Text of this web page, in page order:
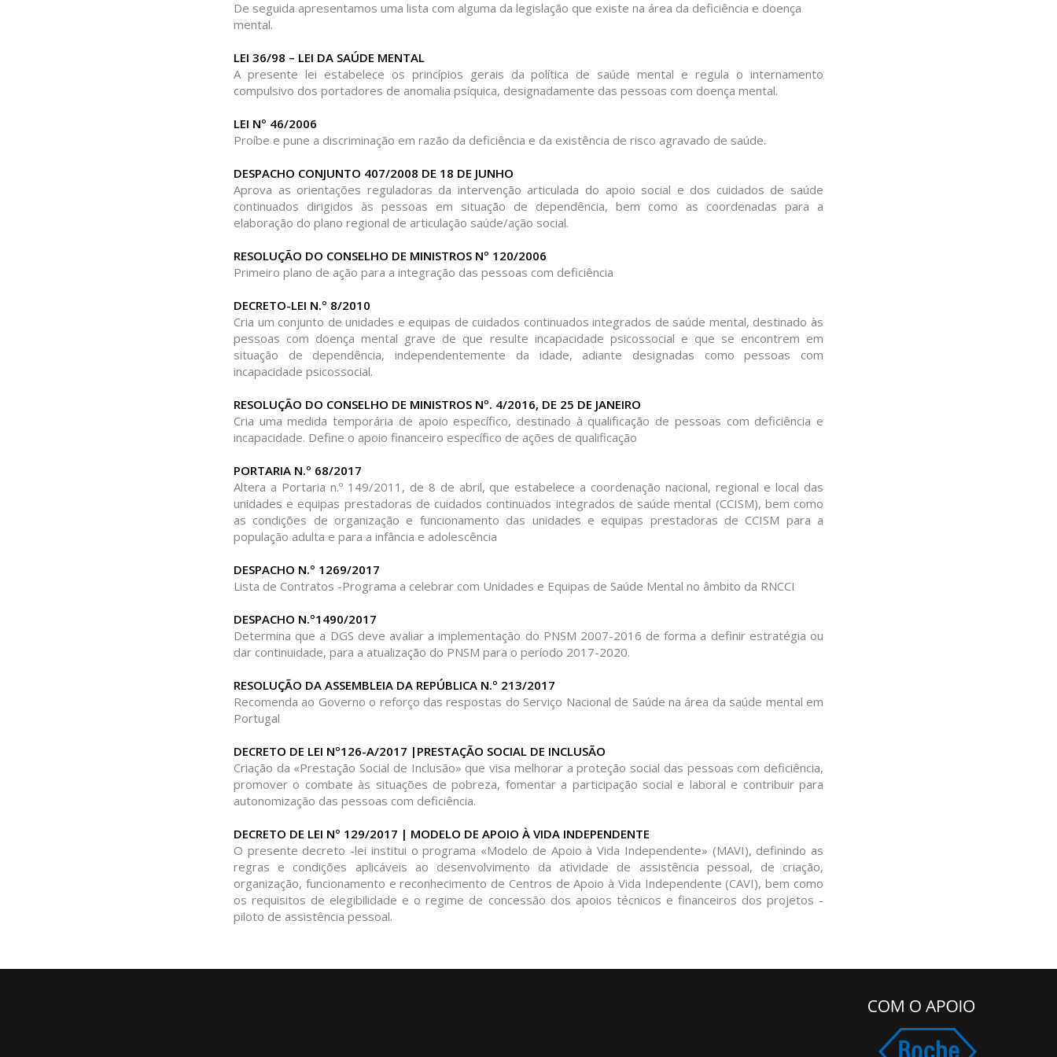
TERCEIRA IDADE
MENTAL E
DEFICIÊNCIA
LISTA DE WEBSITES
De seguida apresentamos uma lista com alguma da legislação que existe na área da deficiência e doença
mental.
LEI 36/98 – LEI DA SAÚDE MENTAL
A presente lei estabelece os princípios gerais da política de saúde mental e regula o internamento
compulsivo dos portadores de anomalia psíquica, designadamente das pessoas com doença mental.
LEI Nº 46/2006
Proíbe e pune a discriminação em razão da deficiência e da existência de risco agravado de saúde.
DESPACHO CONJUNTO 407/2008 DE 18 DE JUNHO
Aprova as orientações reguladoras da intervenção articulada do apoio social e dos cuidados de saúde
continuados dirigidos às pessoas em situação de dependência, bem como as coordenadas para a
elaboração do plano regional de articulação saúde/ação social.
RESOLUÇÃO DO CONSELHO DE MINISTROS Nº 120/2006
Primeiro plano de ação para a integração das pessoas com deficiência
DECRETO-LEI N.º 8/2010
Cria um conjunto de unidades e equipas de cuidados continuados integrados de saúde mental, destinado às
pessoas com doença mental grave de que resulte incapacidade psicossocial e que se encontrem em
situação de dependência, independentemente da idade, adiante designadas como pessoas com
incapacidade psicossocial.
RESOLUÇÃO DO CONSELHO DE MINISTROS Nº. 4/2016, DE 25 DE JANEIRO
Cria uma medida temporária de apoio específico, destinado à qualificação de pessoas com deficiência e
incapacidade. Define o apoio financeiro específico de ações de qualificação
PORTARIA N.º 68/2017
Altera a Portaria n.º 149/2011, de 8 de abril, que estabelece a coordenação nacional, regional e local das
unidades e equipas prestadoras de cuidados continuados integrados de saúde mental (CCISM), bem como
as condições de organização e funcionamento das unidades e equipas prestadoras de CCISM para a
população adulta e para a infância e adolescência
DESPACHO N.º 1269/2017
Lista de Contratos -Programa a celebrar com Unidades e Equipas de Saúde Mental no âmbito da RNCCI
DESPACHO N.º1490/2017
Determina que a DGS deve avaliar a implementação do PNSM 2007-2016 de forma a definir estratégia ou
dar continuidade, para a atualização do PNSM para o período 2017-2020.
RESOLUÇÃO DA ASSEMBLEIA DA REPÚBLICA N.º 213/2017
Recomenda ao Governo o reforço das respostas do Serviço Nacional de Saúde na área da saúde mental em
Portugal
DECRETO DE LEI Nº126-A/2017 |PRESTAÇÃO SOCIAL DE INCLUSÃO
Criação da «Prestação Social de Inclusão» que visa melhorar a proteção social das pessoas com deficiência,
promover o combate às situações de pobreza, fomentar a participação social e laboral e contribuir para
autonomização das pessoas com deficiência.
DECRETO DE LEI Nº 129/2017 | MODELO DE APOIO À VIDA INDEPENDENTE
O presente decreto -lei institui o programa «Modelo de Apoio à Vida Independente» (MAVI), definindo as
regras e condições aplicáveis ao desenvolvimento da atividade de assistência pessoal, de criação,
organização, funcionamento e reconhecimento de Centros de Apoio à Vida Independente (CAVI), bem como
os requisitos de elegibilidade e o regime de concessão dos apoios técnicos e financeiros dos projetos -
piloto de assistência pessoal.